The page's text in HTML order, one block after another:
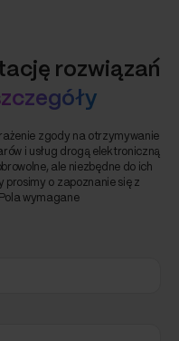
rozwiązań
zgody na otrzymywanie
i usług drogą elektroniczną
ale niezbędne do ich
o zapoznanie się z
wymagane